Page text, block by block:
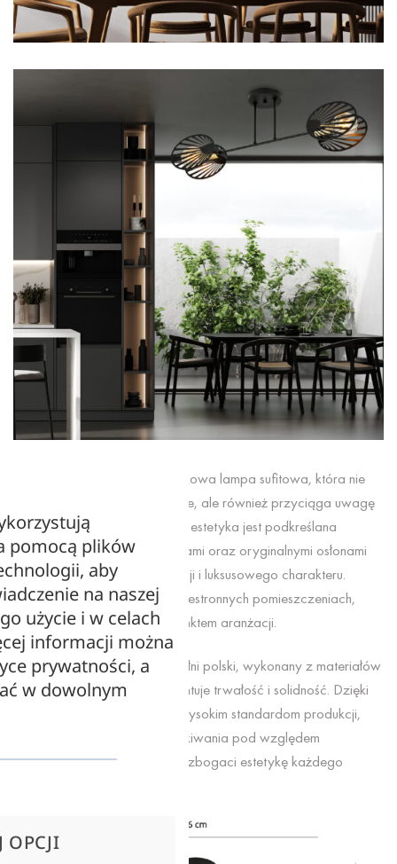
TALIA to nowoczesna i wyjątkowa lampa sufitowa, która nie
tylko pięknie doświetla wnętrze, ale również przyciąga uwagę
swoim unikalnym designem. Jej estetyka jest podkreślana
błyszczącymi złotymi elementami oraz oryginalnymi osłonami
żarówek, dodającymi elegancji i luksusowego charakteru.
Doskonale sprawdzi się w przestronnych pomieszczeniach,
gdzie stanie się centralnym punktem aranżacji.
Lampa TALIA to produkt w pełni polski, wykonany z materiałów
najwyższej jakości, co gwarantuje trwałość i solidność. Dzięki
swojej nowoczesnej formie i wysokim standardom produkcji,
lampa ta nie tylko spełni oczekiwania pod względem
funkcjonalności, ale również wzbogaci estetykę każdego
pomocą plików
aby
na naszej
użycie i w celach
informacji można
prywatności, a
w dowolnym
OPCJI